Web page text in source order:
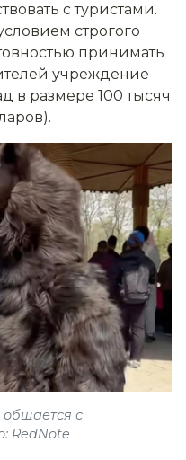
с туристами.
строгого
принимать
учреждение
в размере 100 тысяч
общается с
RedNote